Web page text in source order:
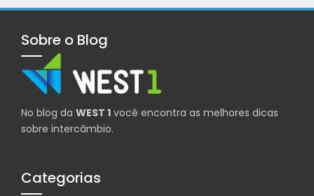
Sobre o Blog
No blog da WEST 1 você encontra as melhores dicas
sobre intercâmbio.
Categorias